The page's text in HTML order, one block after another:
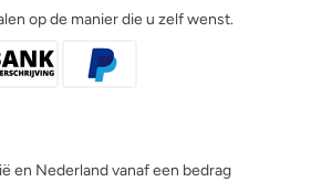
op de manier die u zelf wenst.
en Nederland vanaf een bedrag